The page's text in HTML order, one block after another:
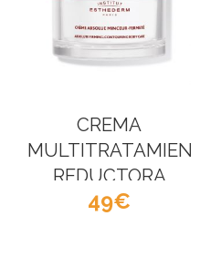
CREMA
REDUCTORA
ESTHEDERM
49